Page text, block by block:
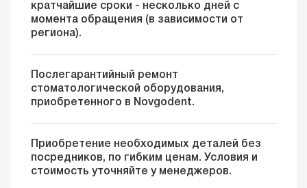
кратчайшие сроки - несколько дней с
момента обращения (в зависимости от
региона).
Послегарантийный ремонт
стоматологической оборудования,
приобретенного в Novgodent.
Приобретение необходимых деталей без
посредников, по гибким ценам. Условия и
стоимость уточняйте у менеджеров.